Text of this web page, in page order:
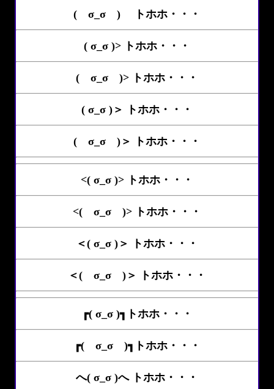
( σ_σ )ゝ トホホ・・・
( σ_σ )> トホホ・・・
( σ_σ )> トホホ・・・
( σ_σ )＞ トホホ・・・
( σ_σ )＞ トホホ・・・
<( σ_σ )> トホホ・・・
<( σ_σ )> トホホ・・・
＜( σ_σ )＞ トホホ・・・
＜( σ_σ )＞ トホホ・・・
┏( σ_σ )┓トホホ・・・
┏( σ_σ )┓トホホ・・・
へ( σ_σ )へ トホホ・・・